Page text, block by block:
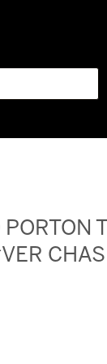
PORTON